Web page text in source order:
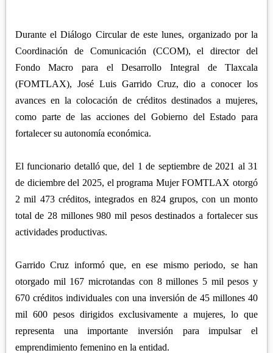
XALOZTOC
PANOTLA
SAN PABLO DEL MONTE
REGIÓN PONIENTE
CALPULALPAN
NANACAMILPA
SANCTÓRUM
Durante el Diálogo Circular de este lunes, organizado por la
Coordinación de Comunicación (CCOM), el director del
Fondo Macro para el Desarrollo Integral de Tlaxcala
(FOMTLAX), José Luis Garrido Cruz, dio a conocer los
avances en la colocación de créditos destinados a mujeres,
como parte de las acciones del Gobierno del Estado para
fortalecer su autonomía económica.
El funcionario detalló que, del 1 de septiembre de 2021 al 31
de diciembre del 2025, el programa Mujer FOMTLAX otorgó
2 mil 473 créditos, integrados en 824 grupos, con un monto
total de 28 millones 980 mil pesos destinados a fortalecer sus
actividades productivas.
Garrido Cruz informó que, en ese mismo periodo, se han
otorgado mil 167 microtandas con 8 millones 5 mil pesos y
670 créditos individuales con una inversión de 45 millones 40
mil 600 pesos dirigidos exclusivamente a mujeres, lo que
representa una importante inversión para impulsar el
emprendimiento femenino en la entidad.